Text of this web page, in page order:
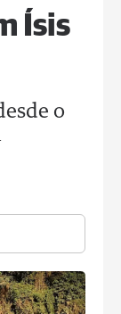
Ísis
o